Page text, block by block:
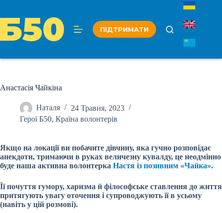
вмісту
ПІДТРИМАТИ
Анастасія Чайкіна
Наталя
24 Травня, 2023
Герої Б50, Країна волонтерів
Якщо на локації ви побачите дівчину, яка гучно розповідає
анекдоти, тримаючи в руках величезну кувалду, це неодмінно
буде наша активна волонтерка Настя із позивним «Чайка».
Її почуття гумору, харизма й філософське ставлення до життя
притягують увагу оточення і супроводжують її в усьому
(навіть у цій розмові).